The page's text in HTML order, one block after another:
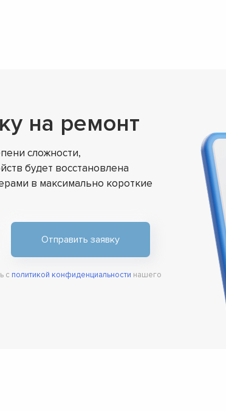
на ремонт
сложности,
будет восстановлена
в максимально короткие
с политикой конфиденциальности нашего
▼
▼
▼